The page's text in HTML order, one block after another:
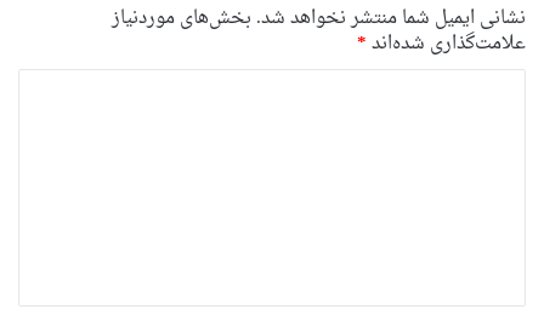
نشانی ایمیل شما منتشر نخواهد شد. بخش‌های موردنیاز
علامت‌گذاری شده‌اند*
*